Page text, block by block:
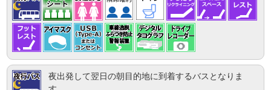
夜出発して翌日の朝目的地に到着するバスとなりま